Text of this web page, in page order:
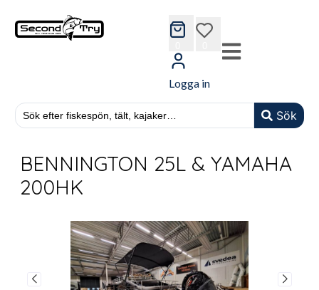
Sök
wishlist
Logga in
BENNINGTON 25L & YAMAHA
200HK